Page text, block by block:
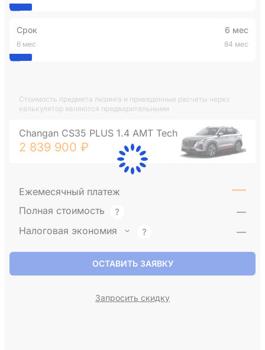
Срок 6 мес
6 мес 84 мес
Стоимость предмета лизинга и приведенные расчеты через
калькулятор являются предварительными
Changan CS35 PLUS 1.4 AMT Tech
2 839 900 ₽
Ежемесячный платеж —
Полная стоимость
—
Налоговая экономия
—
ОСТАВИТЬ ЗАЯВКУ
Запросить скидку